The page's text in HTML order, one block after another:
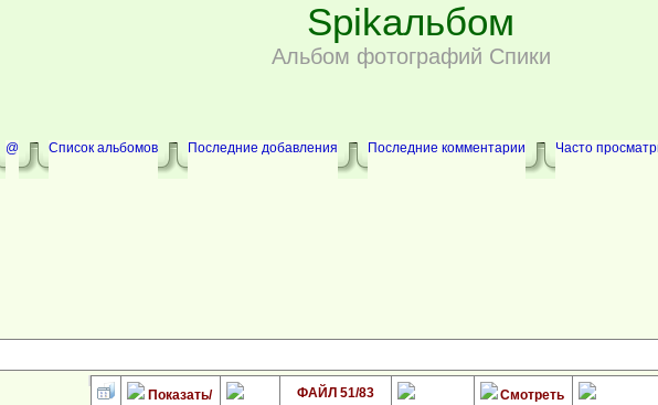
Spikальбом
Альбом фотографий Спики
@ Список альбомов Последние добавления Последние комментарии Часто
ФАЙЛ 51/83